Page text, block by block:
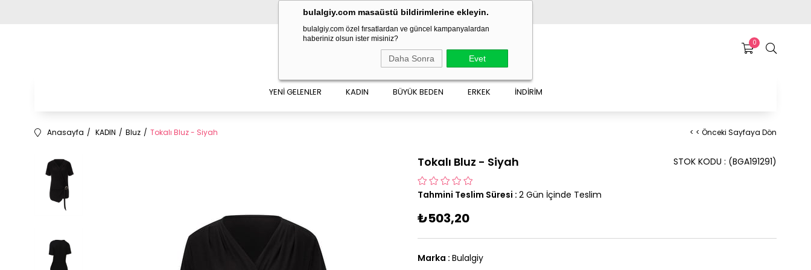
bulalgiy.com masaüstü bildirimlerine ekleyin.
bulalgiy.com özel fırsatlardan ve güncel kampanyalardan
haberiniz olsun ister misiniz?
Daha Sonra Evet
0
YENİ GELENLER KADIN BÜYÜK BEDEN ERKEK İNDİRİM
Anasayfa KADIN Bluz Tokalı Bluz - Siyah < < Önceki Sayfaya Dön
Tokalı Bluz - Siyah (BGA191291)
STOK KODU
Tahmini Teslim Süresi : 2 Gün İçinde Teslim
₺503,20
Marka : Bulalgiy